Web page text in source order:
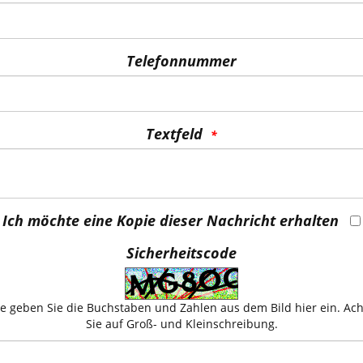
Telefonnummer
Textfeld
Ich möchte eine Kopie dieser Nachricht erhalten
Sicherheitscode
geben Sie die Buchstaben und Zahlen aus dem Bild hier ein.
Sie auf Groß- und Kleinschreibung.